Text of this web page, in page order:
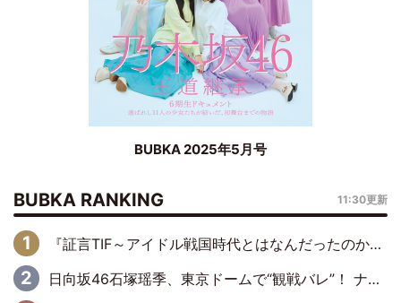
BUBKA 2025年5月号
BUBKA RANKING 11:30更新
『証言TIF～アイドル戦国時代とはなんだったのか～』第6回：でんぱ組.inc・古川未鈴×相沢梨紗「『ハロプロやりたかったな』って言ったら、夢眠ねむさんに『てめえはでんぱ組．incなんだよ！』って肩パンされて(笑)」
日向坂46石塚瑶季、東京ドームで“観戦バレ”！ ナイツ・塙も認めた「巨人に詳しすぎるアイドル」は元VENUSスクール生で杉内コーチ推し⁉